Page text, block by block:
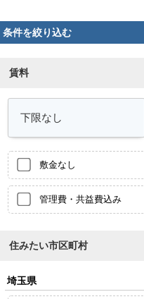
条件を絞り込む
賃料
敷金なし
管理費・共益費込み
住みたい市区町村
埼玉県